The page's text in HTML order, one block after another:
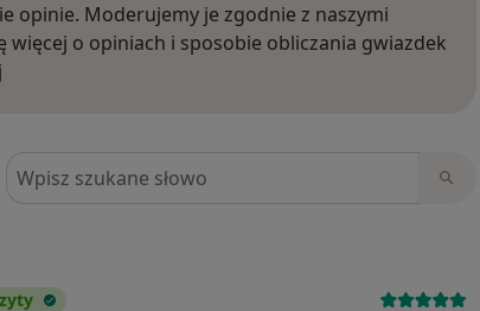
opinie. Moderujemy je zgodnie z naszymi
więcej o opiniach i sposobie obliczania gwiazdek
Szukaj w opiniach